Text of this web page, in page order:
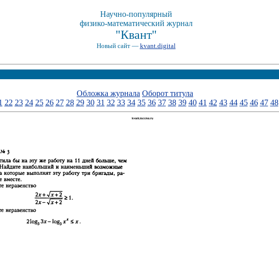
Научно-популярный
физико-математический журнал
"Квант"
Новый сайт — kvant.digital
Обложка журнала Оборот титула
22 23 24 25 26 27 28 29 30 31 32 33 34 35 36 37 38 39 40 41 42 43 44 45 46 47 48